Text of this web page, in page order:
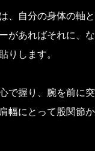
、自分の身体の軸
があればそれに、
りします。
で握り、腕を前に
幅にとって股関節